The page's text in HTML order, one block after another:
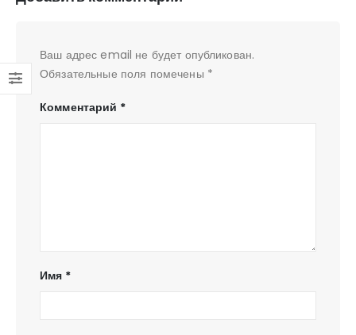
Ваш адрес email не будет опубликован.
Обязательные поля помечены *
Комментарий *
Имя *